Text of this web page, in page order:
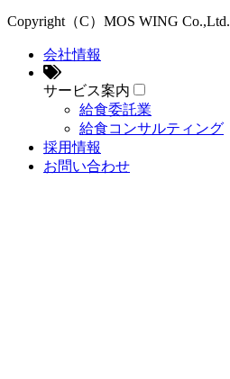
Copyright（C）MOS WING Co.,Ltd.
会社情報
サービス案内
給食委託業
給食コンサルティング
採用情報
お問い合わせ